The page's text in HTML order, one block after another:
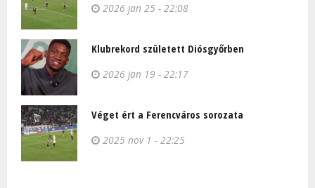
2026 jan 25 - 22:08
Klubrekord született Diósgyőrben
2026 jan 19 - 22:17
Véget ért a Ferencváros sorozata
2025 nov 1 - 22:25